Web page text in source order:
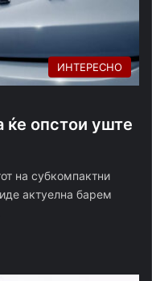
ИНТЕРЕСНО
ќе опстои уште
на субкомпактни
актуелна барем